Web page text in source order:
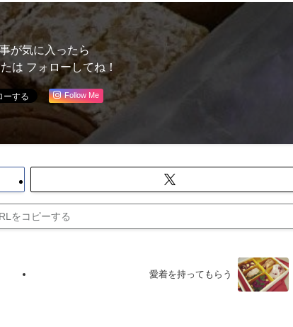
が気に入ったら
は フォローしてね！
Follow Me
をコピーする
愛着を持ってもらう